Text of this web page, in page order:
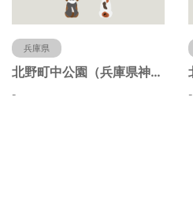
兵庫県
北野町中公園（兵庫県神戸市）
- -